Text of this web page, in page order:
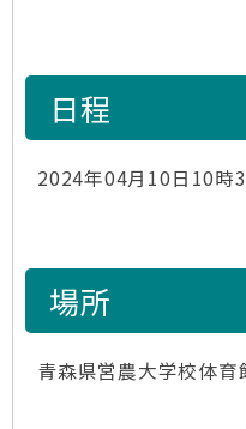
日程
2024年04月10日10時
場所
青森県営農大学校体育